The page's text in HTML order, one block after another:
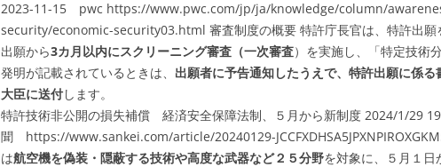
2023-11-15 pwc https://www.pwc.com/jp/ja/knowledge/column/
security/economic-security03.html 審査制度の概要 特許庁長官は、特許出願
出願から3カ月以内にスクリーニング審査（一次審査）を実施し、「特定技術
発明が記載されているときは、 出願者に予告通知したうえで、特許出願に係る
大臣に送付します。
特許技術非公開の損失補償 経済安全保障法制、５月から新制度 2024/1/29
聞 https://www.sankei.com/article/20240129-
は航空機を偽装・隠蔽する技術や高度な武器など２５分野を対象に、５月１日